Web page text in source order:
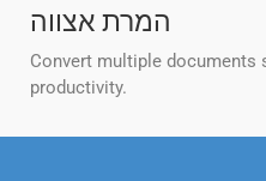
המרת אצווה
Convert multiple documents
productivity.